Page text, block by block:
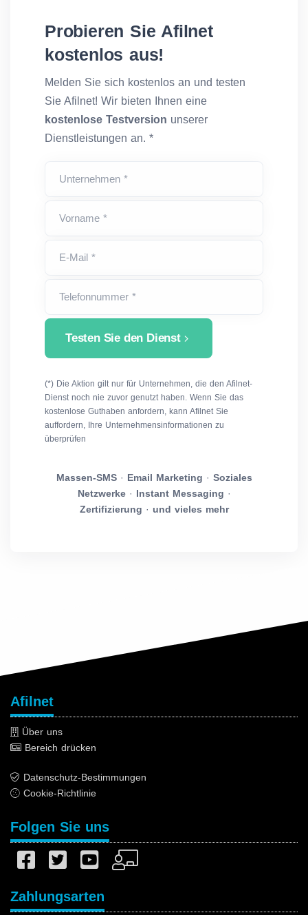
Probieren Sie Afilnet
kostenlos aus!
Melden Sie sich kostenlos an und testen
Sie Afilnet! Wir bieten Ihnen eine
kostenlose Testversion unserer
Dienstleistungen an. *
Unternehmen *
Vorname *
E-Mail *
Telefonnummer *
Testen Sie den Dienst
(*) Die Aktion gilt nur für Unternehmen, die den Afilnet-
Dienst noch nie zuvor genutzt haben. Wenn Sie das
kostenlose Guthaben anfordern, kann Afilnet Sie
auffordern, Ihre Unternehmensinformationen zu
überprüfen
Massen-SMS· Email Marketing · Soziales
Netzwerke· Instant Messaging ·
Zertifizierung · und vieles mehr
Afilnet
Über uns
Bereich drücken
Datenschutz-Bestimmungen
Cookie-Richtlinie
Folgen Sie uns
Zahlungsarten